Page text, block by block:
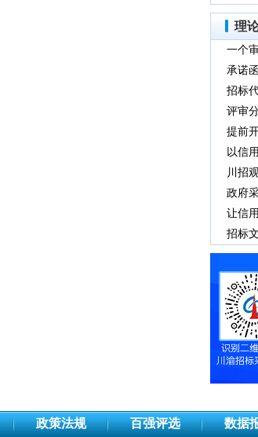
落地
理
一个
的警示
承诺
有效
招标
中标
评审
提前
以信
川招
重塑
政府
建设
让信
竞争
招标
政策法规 百强评选 数据